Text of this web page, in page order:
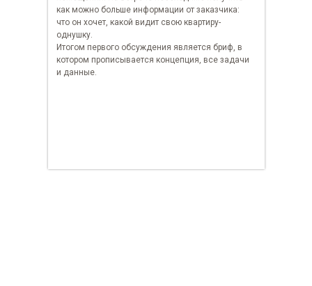
как можно больше информации от заказчика:
что он хочет, какой видит свою квартиру-
однушку.
Итогом первого обсуждения является бриф, в
котором прописывается концепция, все задачи
и данные.